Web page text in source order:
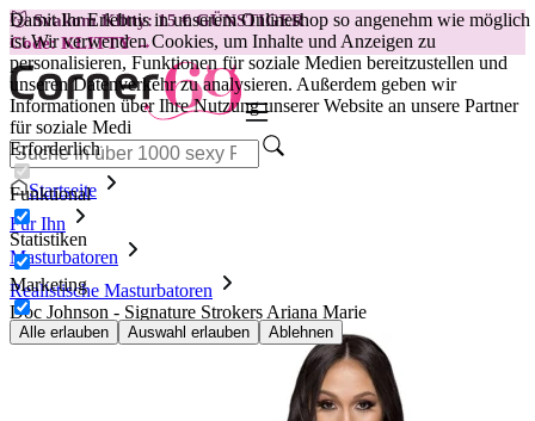
Damit Ihr Erlebnis in unserem Onlineshop so angenehm wie möglich
ist.Wir verwenden Cookies, um Inhalte und Anzeigen zu
personalisieren, Funktionen für soziale Medien bereitzustellen und
unseren Datenverkehr zu analysieren. Außerdem geben wir
Informationen über Ihre Nutzung unserer Website an unsere Partner
für soziale Medi
Erforderlich
Funktional
Statistiken
Marketing
Alle erlauben Auswahl erlauben Ablehnen
😽Svakom Klitty: 15 € GÜNSTIGER
Code: KLITTY →
Startseite
Für Ihn
Masturbatoren
Realistische Masturbatoren
Doc Johnson - Signature Strokers Ariana Marie